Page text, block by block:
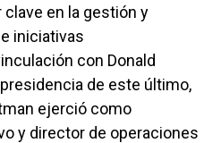
en la gestión y
iniciativas
con Donald
de este último,
ejerció como
y director de operaciones